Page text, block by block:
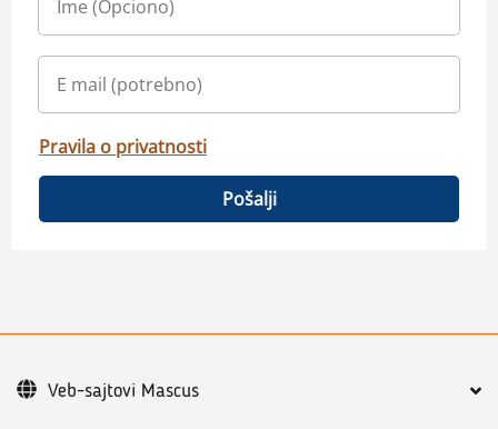
Pravila o privatnosti
Pošalji
Veb-sajtovi Mascus